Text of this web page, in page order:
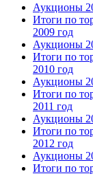
Аукционы
Итоги по
2009 год
Аукционы
Итоги по
2010 год
Аукционы
Итоги по
2011 год
Аукционы
Итоги по
2012 год
Аукционы
Итоги по